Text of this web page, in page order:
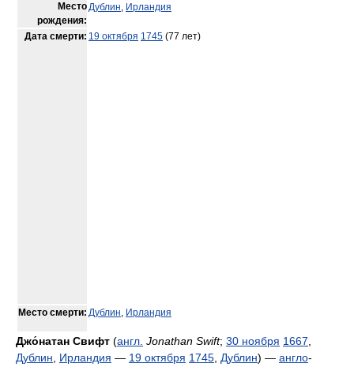
Место
рождения:
Дублин, Ирландия
Дата смерти: 19 октября 1745 (77 лет)
Место смерти: Дублин, Ирландия
Джо́натан Свифт (англ. Jonathan Swift; 30 ноября 1667
Дублин
Ирландия — 19 октября 1745 Дублин) — англо-